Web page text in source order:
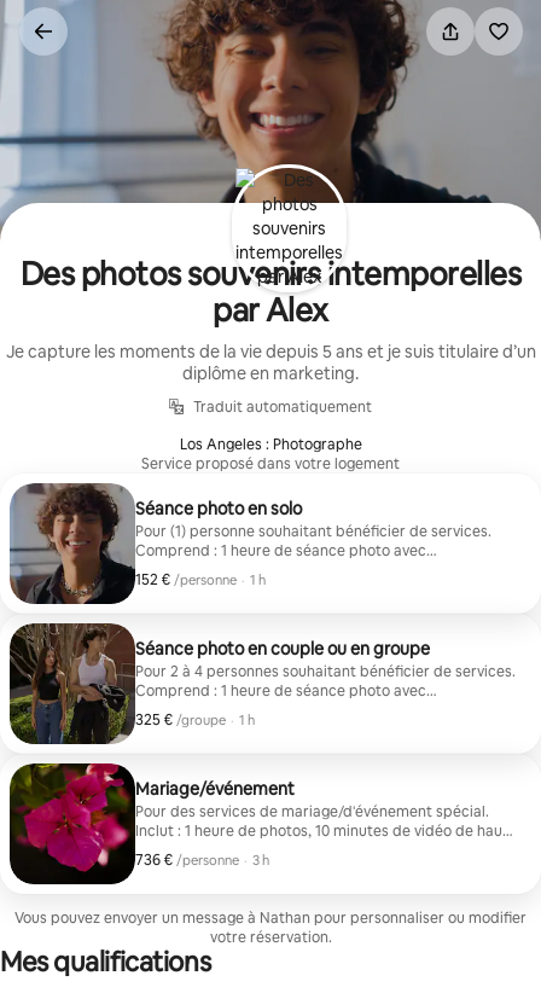
Aller
directement
contenu
Des photos souvenirs intemporelles
par Alex
Je capture les moments de la vie depuis 5 ans et je suis titulaire d’un
diplôme en marketing.
Traduit automatiquement
Los Angeles : Photographe
Service proposé dans votre logement
Séance photo en solo
Pour (1) personne souhaitant bénéficier de services.
Comprend : 1 heure de séance photo avec
(1) changement de tenue et 15 photos retouchées par
un professionnel (les photos sont retouchées par
152 € /personne
152 € par personne
, · 1 h
Séance photo en couple ou en groupe
Pour 2 à 4 personnes souhaitant bénéficier de services.
Comprend : 1 heure de séance photo avec
(2) changements de tenue et 25 photos retouchées par
des professionnels (les photos sont retouchées par
325 € /groupe
325 € par groupe
, · 1 h
Mariage/événement
Pour des services de mariage/d'événement spécial.
Inclut : 1 heure de photos, 10 minutes de vidéo de haute
qualité, ainsi que (2) changements de tenue si vous le
souhaitez. Les photos sont retouchées par mes soins,
736 € /personne
736 € par personne
, · 3 h
Vous pouvez envoyer un message à Nathan pour personnaliser ou modifier
votre réservation.
Mes qualifications